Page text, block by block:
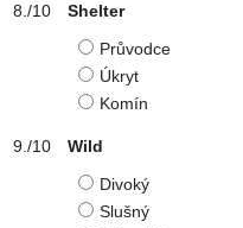
Shelter
Průvodce
Úkryt
Komín
Wild
Divoký
Slušný